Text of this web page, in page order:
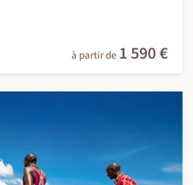
à partir de 1 590 €